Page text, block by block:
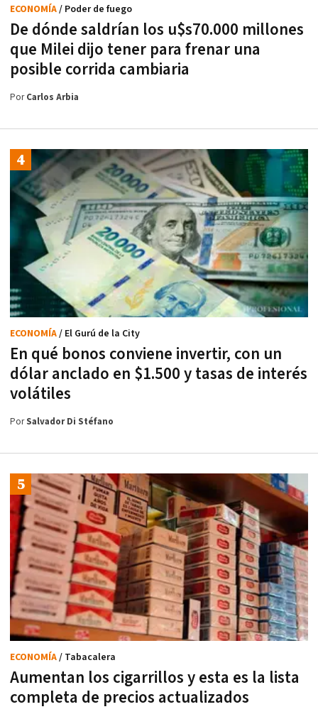
De dónde saldrían los u$s70.000 millones
que Milei dijo tener para frenar una
posible corrida cambiaria
ECONOMÍA/ Poder de fuego
PorCarlos Arbia
En qué bonos conviene invertir, con un
dólar anclado en $1.500 y tasas de interés
volátiles
ECONOMÍA/ El Gurú de la City
PorSalvador Di Stéfano
Aumentan los cigarrillos y esta es la lista
completa de precios actualizados
ECONOMÍA/ Tabacalera